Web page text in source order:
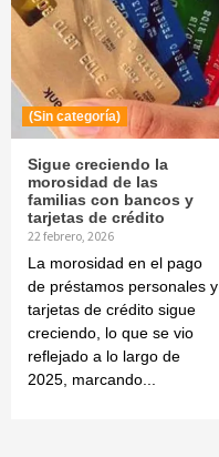
(Sin categoría)
Sigue creciendo la
morosidad de las
familias con bancos y
tarjetas de crédito
22 febrero, 2026
La morosidad en el pago
de préstamos personales y
tarjetas de crédito sigue
creciendo, lo que se vio
reflejado a lo largo de
2025, marcando...